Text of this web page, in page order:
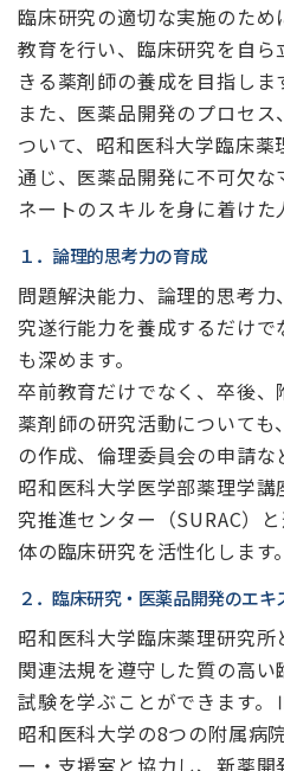
臨床研究の適切な実施のた
教育を行い、臨床研究を自
きる薬剤師の養成を目指しま
また、医薬品開発のプロセ
ついて、昭和医科大学臨床薬
通じ、医薬品開発に不可欠な
ネートのスキルを身に着けた
１．論理的思考力の育成
問題解決能力、論理的思考
究遂行能力を養成するだけ
も深めます。
卒前教育だけでなく、卒後
薬剤師の研究活動について
の作成、倫理委員会の申請な
昭和医科大学医学部薬理学
究推進センター（SURAC）
体の臨床研究を活性化します。
２．臨床研究・医薬品開発のエキ
昭和医科大学臨床薬理研究所
関連法規を遵守した質の高
試験を学ぶことができます
昭和医科大学の8つの附属病
ー・支援室と協力し、新薬